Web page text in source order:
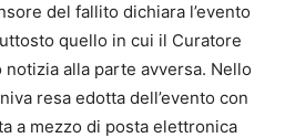
del fallito dichiara l’evento
quello in cui il Curatore
alla parte avversa. Nello
resa edotta dell’evento con
a mezzo di posta elettronica